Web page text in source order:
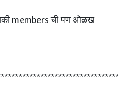
members ची पण ओळख